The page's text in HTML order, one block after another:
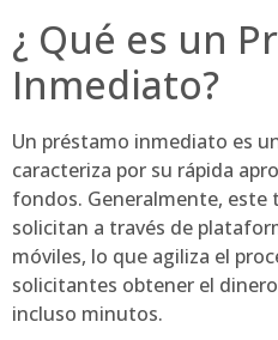
¿ Qué es un
Inmediato?
Un préstamo inmediato es
caracteriza por su rápida
fondos. Generalmente, este
solicitan a través de
móviles, lo que agiliza el
solicitantes obtener el
incluso minutos.